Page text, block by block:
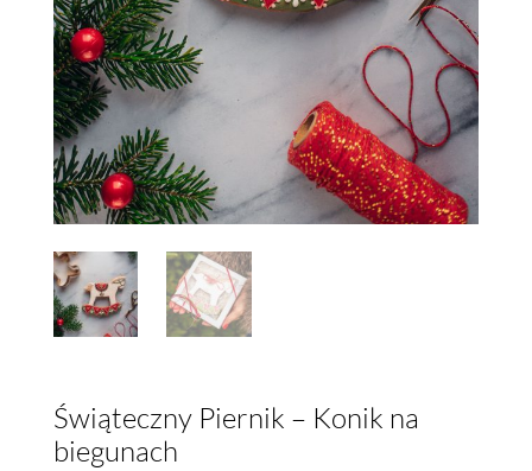
Świąteczny Piernik – Konik na
biegunach